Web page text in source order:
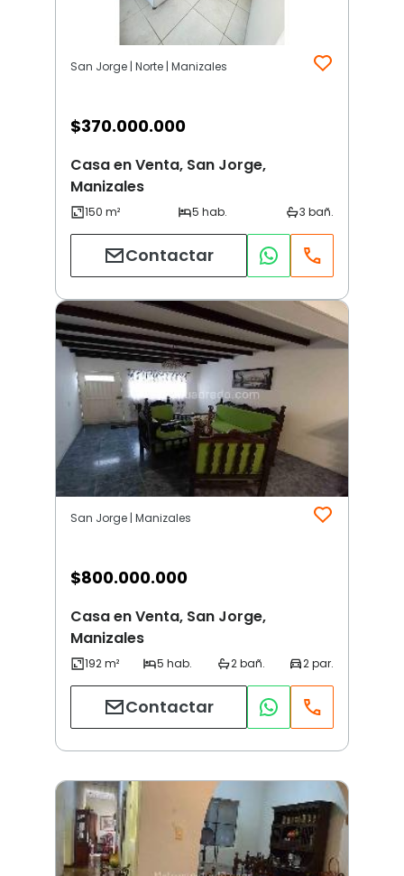
San Jorge | Norte | Manizales
$370.000.000
Casa en Venta, San Jorge,
Manizales
Contactar
San Jorge | Manizales
$800.000.000
Casa en Venta, San Jorge,
Manizales
Contactar